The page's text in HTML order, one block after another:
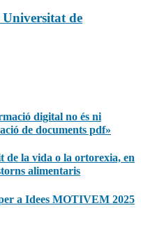
de
digital no és ni
de documents pdf»
de la vida o la ortorexia, en
alimentaris
a Idees MOTIVEM 2025